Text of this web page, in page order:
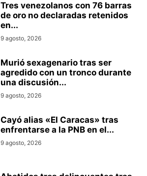
Tres venezolanos con 76 barras
de oro no declaradas retenidos
en...
9 agosto, 2026
Murió sexagenario tras ser
agredido con un tronco durante
una discusión...
9 agosto, 2026
Cayó alias «El Caracas» tras
enfrentarse a la PNB en el...
9 agosto, 2026